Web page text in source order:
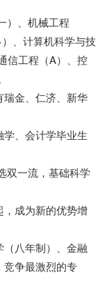
）、机械工程
、计算机科学与技
信工程（A）、控
瑞金、仁济、新华
、会计学毕业生
双一流，基础科学
成为新的优势增
八年制）、金融
竞争最激烈的专